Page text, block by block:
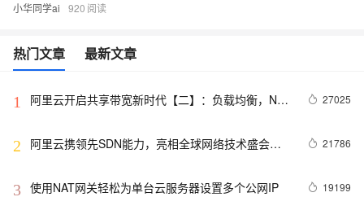
小华同学ai 920
热门文章 最新文章
1
阿里云开启共享带宽新时代【二】：负载均衡，NAT
27025
2
阿里云携领先SDN能力，亮相全球网络技术盛会
21786
3 使用NAT网关轻松为单台云服务器设置多个公网IP 19199